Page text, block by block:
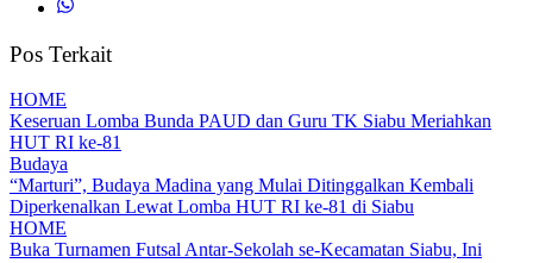
Pos Terkait
HOME
Keseruan Lomba Bunda PAUD dan Guru TK Siabu Meriahkan
HUT RI ke-81
Budaya
“Marturi”, Budaya Madina yang Mulai Ditinggalkan Kembali
Diperkenalkan Lewat Lomba HUT RI ke-81 di Siabu
HOME
Buka Turnamen Futsal Antar-Sekolah se-Kecamatan Siabu, Ini